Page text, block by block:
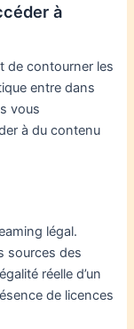
à
de contourner les
entre dans
vous
à du contenu
légal.
sources des
réelle d’un
de licences